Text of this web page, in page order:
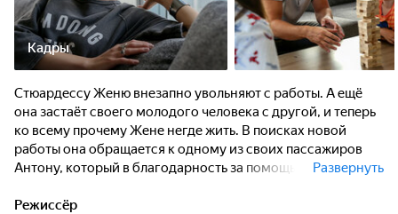
Кадры
Стюардессу Женю внезапно увольняют с работы. А ещё
она застаёт своего молодого человека с другой, и теперь
ко всему прочему Жене негде жить. В поисках новой
работы она обращается к одному из своих пассажиров
Антону, который в благодарность за помощь оставил ей
няней для его маленького сына Коли. Женя быстро
Развернуть
Режиссёр